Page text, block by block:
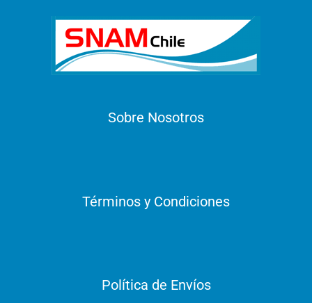
Sobre Nosotros
Términos y Condiciones
Política de Envíos